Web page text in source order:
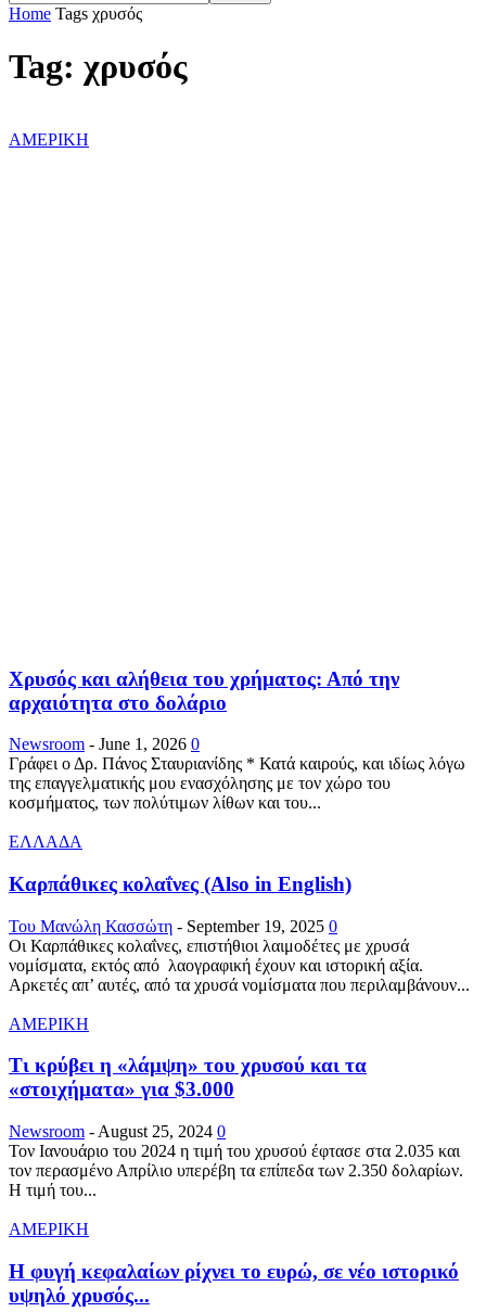
Home Tags χρυσός
Tag: χρυσός
ΑΜΕΡΙΚΗ
Χρυσός και αλήθεια του χρήματος: Από την
αρχαιότητα στο δολάριο
Newsroom - June 1, 2026 0
Γράφει ο Δρ. Πάνος Σταυριανίδης * Κατά καιρούς, και ιδίως λόγω
της επαγγελματικής μου ενασχόλησης με τον χώρο του
κοσμήματος, των πολύτιμων λίθων και του...
ΕΛΛΑΔΑ
Καρπάθικες κολαΐνες (Also in English)
Του Μανώλη Κασσώτη - September 19, 2025 0
Οι Καρπάθικες κολαΐνες, επιστήθιοι λαιμοδέτες με χρυσά
νομίσματα, εκτός από λαογραφική έχουν και ιστορική αξία.
Αρκετές απ’ αυτές, από τα χρυσά νομίσματα που περιλαμβάνουν...
ΑΜΕΡΙΚΗ
Τι κρύβει η «λάμψη» του χρυσού και τα
«στοιχήματα» για $3.000
Newsroom - August 25, 2024 0
Τον Ιανουάριο του 2024 η τιμή του χρυσού έφτασε στα 2.035 και
τον περασμένο Απρίλιο υπερέβη τα επίπεδα των 2.350 δολαρίων.
Η τιμή του...
ΑΜΕΡΙΚΗ
Η φυγή κεφαλαίων ρίχνει το ευρώ, σε νέο ιστορικό
υψηλό χρυσός...